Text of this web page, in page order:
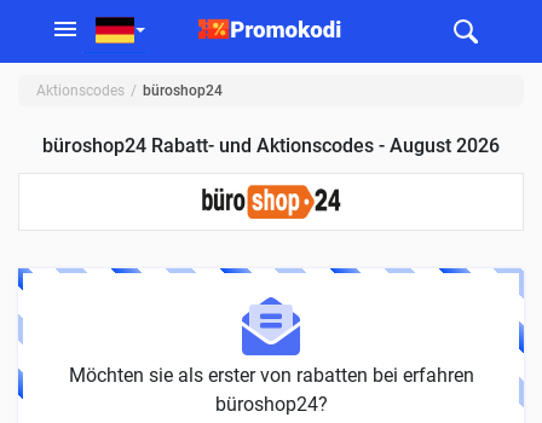
Aktionscodes büroshop24
büroshop24 Rabatt- und Aktionscodes - August 2026
Möchten sie als erster von rabatten bei erfahren
büroshop24?